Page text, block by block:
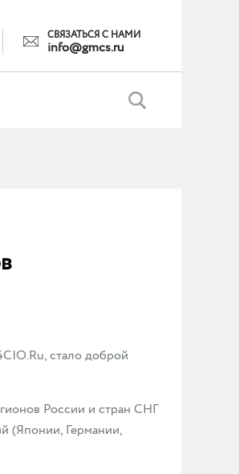
СВЯЗАТЬСЯ С НАМИ
info@gmcs.ru
стало доброй
России и стран СНГ
(Японии, Германии,